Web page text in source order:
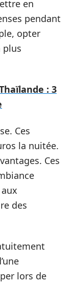
en
pendant
opter
plus
: 3
Ces
la nuitée.
Ces
des
lors de